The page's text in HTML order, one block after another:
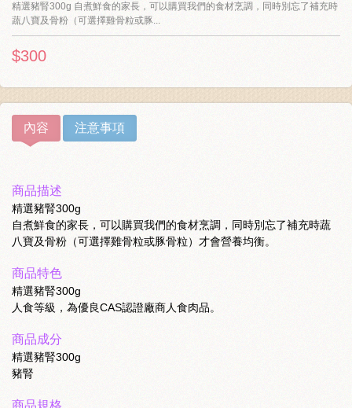
精選豬腎300g 自煮鮮食的家長，可以購買我們的食材烹調，同時別忘了補充時
蔬八寶及骨粉（可選擇雞骨粒或豚...
$300
內容 注意事項
商品描述
精選豬腎300g
自煮鮮食的家長，可以購買我們的食材烹調，同時別忘了補充時蔬
八寶及骨粉（可選擇雞骨粒或豚骨粒）才會營養均衡。
商品特色
精選豬腎300g
人食等級，為優良CAS認證廠商人食肉品。
商品成分
精選豬腎300g
豬腎
商品規格